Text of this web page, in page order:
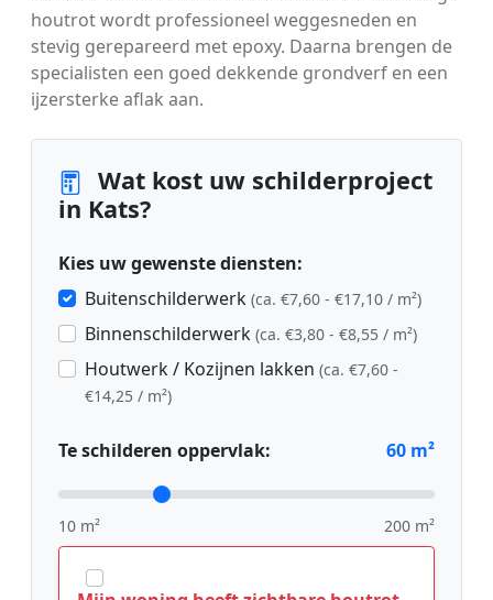
houtrot wordt professioneel weggesneden en
stevig gerepareerd met epoxy. Daarna brengen de
specialisten een goed dekkende grondverf en een
ijzersterke aflak aan.
Wat kost uw schilderproject
in Kats?
Kies uw gewenste diensten:
Buitenschilderwerk (ca. €7,60 - €17,10 / m²)
Binnenschilderwerk (ca. €3,80 - €8,55 / m²)
Houtwerk / Kozijnen lakken (ca. €7,60 -
€14,25 / m²)
Te schilderen oppervlak: 60 m²
10 m² 200 m²